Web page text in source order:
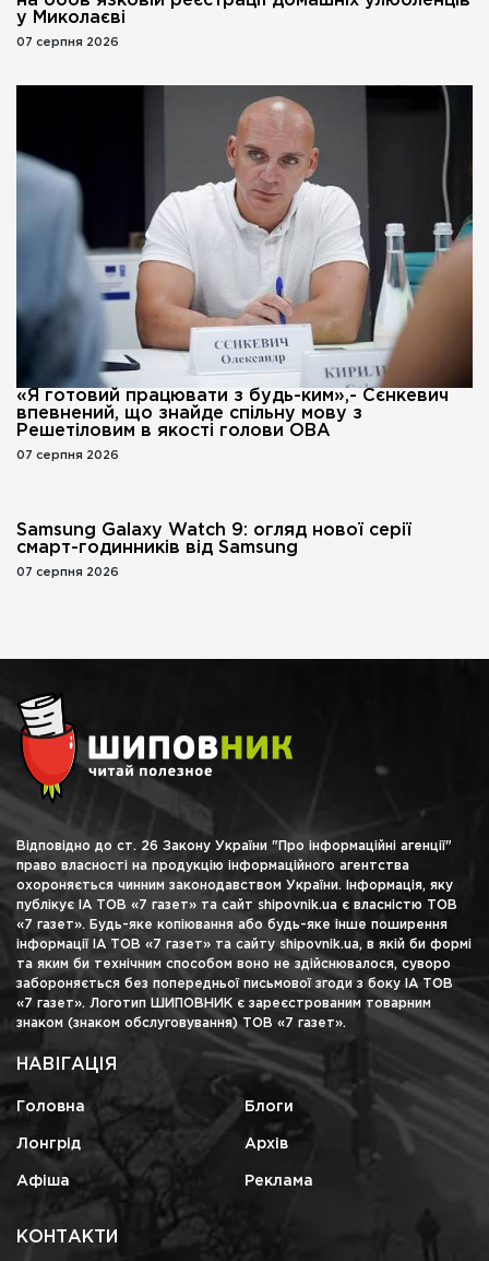
у Миколаєві
07 серпня 2026
«Я готовий працювати з будь-ким»,- Сєнкевич
впевнений, що знайде спільну мову з
Решетіловим в якості голови ОВА
07 серпня 2026
Samsung Galaxy Watch 9: огляд нової серії
смарт-годинників від Samsung
07 серпня 2026
Відповідно до ст. 26 Закону України "Про інформаційні агенції"
право власності на продукцію інформаційного агентства
охороняється чинним законодавством України. Інформація, яку
публікує ІА ТОВ «7 газет» та сайт shipovnik.ua є власністю ТОВ
«7 газет». Будь-яке копіювання або будь-яке інше поширення
інформації ІА ТОВ «7 газет» та сайту shipovnik.ua, в якій би формі
та яким би технічним способом воно не здійснювалося, суворо
забороняється без попередньої письмової згоди з боку ІА ТОВ
«7 газет». Логотип ШИПОВНИК є зареєстрованим товарним
знаком (знаком обслуговування) ТОВ «7 газет».
НАВІГАЦІЯ
Головна Блоги
Лонгрід Архів
Афіша Реклама
КОНТАКТИ